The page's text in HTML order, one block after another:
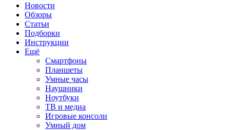
Новости
Обзоры
Статьи
Подборки
Инструкции
Ещё
Смартфоны
Планшеты
Умные часы
Наушники
Ноутбуки
ТВ и медиа
Игровые консоли
Умный дом